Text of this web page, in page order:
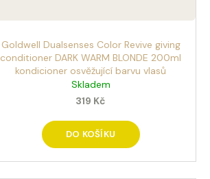
Goldwell Dualsenses Color Revive giving
conditioner DARK WARM BLONDE 200ml
kondicioner osvěžující barvu vlasů
Skladem
319 Kč
DO KOŠÍKU